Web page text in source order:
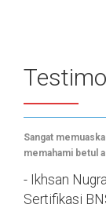
Sangat
memahami betul
- Ikhsan
Sertifikasi